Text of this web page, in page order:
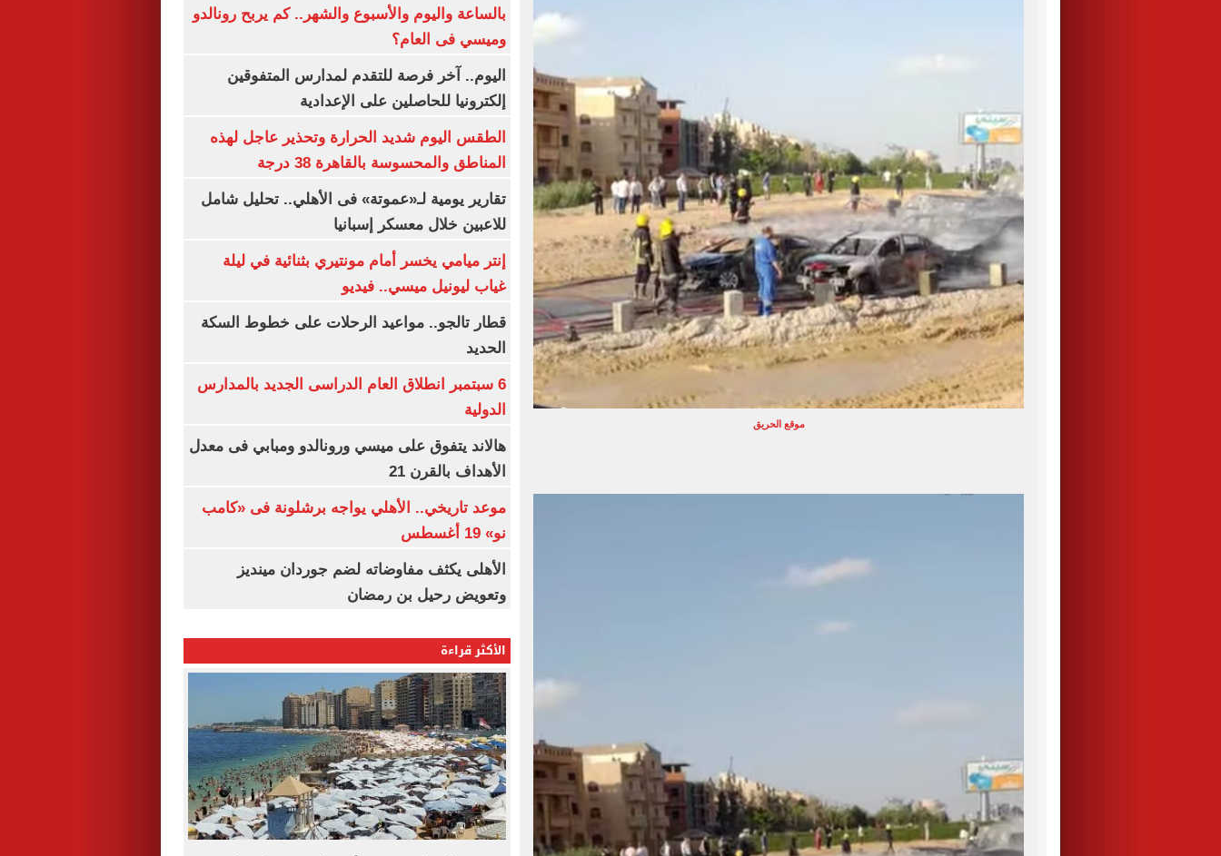
موقع الحريق
بالساعة واليوم والأسبوع والشهر.. كم يربح رونالدو
وميسي فى العام؟
اليوم.. آخر فرصة للتقدم لمدارس المتفوقين
إلكترونيا للحاصلين على الإعدادية
الطقس اليوم شديد الحرارة وتحذير عاجل لهذه
المناطق والمحسوسة بالقاهرة 38 درجة
تقارير يومية لـ«عموتة» فى الأهلي.. تحليل شامل
للاعبين خلال معسكر إسبانيا
إنتر ميامي يخسر أمام مونتيري بثنائية في ليلة
غياب ليونيل ميسي.. فيديو
قطار تالجو.. مواعيد الرحلات على خطوط السكة
الحديد
6 سبتمبر انطلاق العام الدراسى الجديد بالمدارس
الدولية
هالاند يتفوق على ميسي ورونالدو ومبابي فى معدل
الأهداف بالقرن 21
موعد تاريخي.. الأهلي يواجه برشلونة فى «كامب
نو» 19 أغسطس
الأهلى يكثف مفاوضاته لضم جوردان مينديز
وتعويض رحيل بن رمضان
الأكثر قراءة